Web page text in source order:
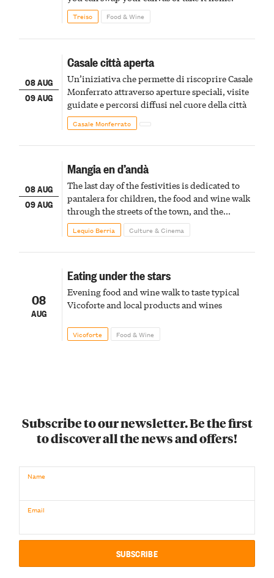
Treiso Food & Wine
08 AUG
09 AUG
Casale città aperta
Un’iniziativa che permette di riscoprire Casale
Monferrato attraverso aperture speciali, visite
guidate e percorsi diffusi nel cuore della città
Casale Monferrato
08 AUG
09 AUG
Mangia en d’andà
The last day of the festivities is dedicated to
pantalera for children, the food and wine walk
through the streets of the town, and the
fireworks finale
Lequio Berria Culture & Cinema
08
AUG
Eating under the stars
Evening food and wine walk to taste typical
Vicoforte and local products and wines
Vicoforte Food & Wine
Subscribe to our newsletter. Be the first
to discover all the news and offers!
Name
Email